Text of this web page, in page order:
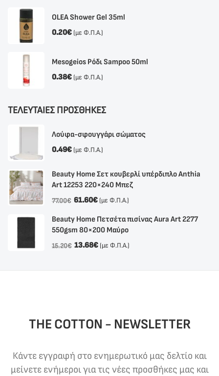
OLEA Shower Gel 35ml
0.20€ (με Φ.Π.Α.)
Mesogeios Ρόδι Sampoo 50ml
0.38€ (με Φ.Π.Α.)
ΤΕΛΕΥΤΑΙΕΣ ΠΡΟΣΘΗΚΕΣ
Λούφα-σφουγγάρι σώματος
0.49€ (με Φ.Π.Α.)
Beauty Home Σετ κουβερλί υπέρδιπλο Anthia
Αrt 12253 220×240 Μπεζ
77.00€ 61.60€ (με Φ.Π.Α.)
Beauty Home Πετσέτα πισίνας Aura Art 2277
550gsm 80×200 Μαύρο
15.20€ 13.68€ (με Φ.Π.Α.)
THE COTTON - NEWSLETTER
Κάντε εγγραφή στο ενημερωτικό μας δελτίο και
μείνετε ενήμεροι για τις νέες προσθήκες μας και